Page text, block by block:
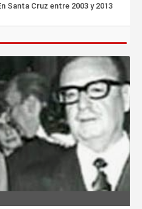
Santa Cruz entre 2003 y 2013